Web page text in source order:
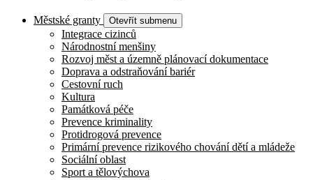
Městské granty Otevřít submenu
Integrace cizinců
Národnostní menšiny
Rozvoj měst a územně plánovací dokumentace
Doprava a odstraňování bariér
Cestovní ruch
Kultura
Památková péče
Prevence kriminality
Protidrogová prevence
Primární prevence rizikového chování dětí a mládeže
Sociální oblast
Sport a tělovýchova